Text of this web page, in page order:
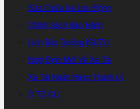
Sửa Chữa Xe Lưu Động
Chính Sách Bảo Hành
Lịch Bảo Dưỡng ISUZU
Nghị Định Mới Về Xe Tải
Xe Tải Ngân Hàng Thanh Lý
Ô TÔ CŨ